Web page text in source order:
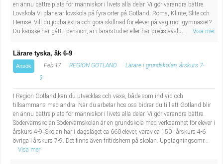
en ännu bättre plats för människor i livets alla delar. Vi gör varandra bättre.
Lovskola Vi planerar lovskola på fyra orter på Gotland; Roma, Klinte, Slite och
Hemse. Vill du jobba extra och göra skillnad för elever på väg mot gymnasiet?
Du kanske har gått i pension, är i lärarstudier eller har precis avslu...
Visa mer
Lärare tyska, åk 6-9
Ansök Feb 17 REGION GOTLAND
Lärare i grundskolan, årskurs 7-
9
I Region Gotland kan du utvecklas och växa, både som individ och
tillsammans med andra. När du arbetar hos oss bidrar du till att Gotland blir
en ännu bättre plats för människor i livets alla delar. Vi gör varandra bättre.
Södervärnskolan Södervärnskolan är en grundskola med verksamhet för elever i
årskurs 4-9. Skolan har i dagsläget ca 660 elever, varav ca 150 i årskurs 4-6
övriga i årskurs 7-9. Det finns även fritidshem på skolan. Upptagningsomr...
Visa mer